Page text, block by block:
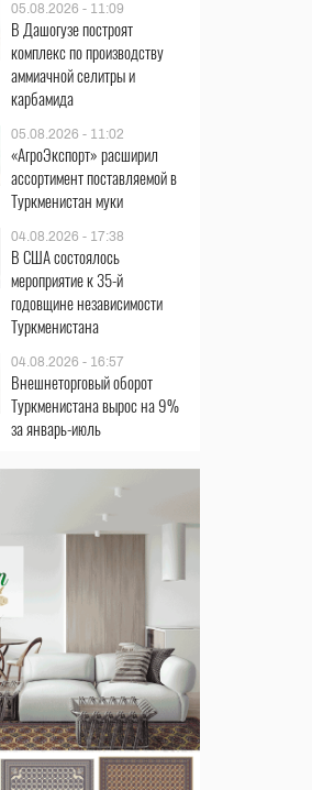
05.08.2026 - 11:09
В Дашогузе построят
комплекс по производству
аммиачной селитры и
карбамида
05.08.2026 - 11:02
«АгроЭкспорт» расширил
ассортимент поставляемой в
Туркменистан муки
04.08.2026 - 17:38
В США состоялось
мероприятие к 35-й
годовщине независимости
Туркменистана
04.08.2026 - 16:57
Внешнеторговый оборот
Туркменистана вырос на 9%
за январь-июль